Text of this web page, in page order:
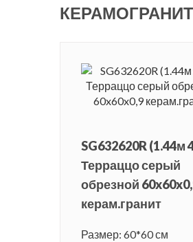
КЕРАМОГРАНИТ
SG632620R (1.44м
Терраццо серый
обрезной
керам.гранит
Размер: 60*60 см